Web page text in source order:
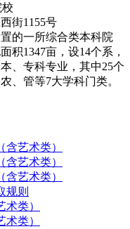
街1155号
的一所综合类本科院
积1347亩，设14个系，
、专科专业，其中25个
、管等7大学科门类。
艺术类）
艺术类）
艺术类）
规则
类）
类）